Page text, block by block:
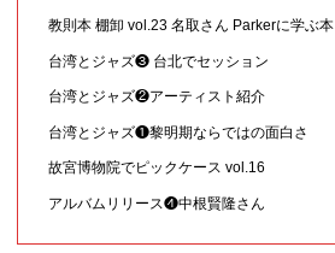
教則本 棚卸 vol.23 名取さん Parkerに学ぶ本
台湾とジャズ❸ 台北でセッション
台湾とジャズ❷アーティスト紹介
台湾とジャズ❶黎明期ならではの面白さ
故宮博物院でピックケース vol.16
アルバムリリース❹中根賢隆さん